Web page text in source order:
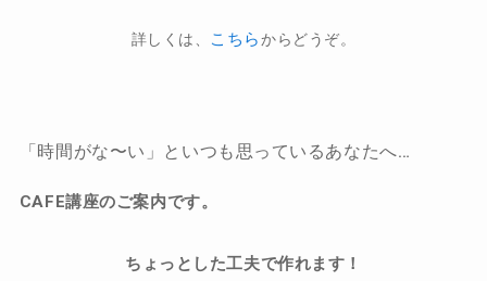
詳しくは、 こちらからどうぞ。
「時間がな〜い」といつも思っているあなたへ…
CAFE講座のご案内です。
ちょっとした工夫で作れます！